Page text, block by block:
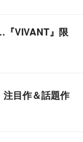
『VIVANT』限
目作＆話題作